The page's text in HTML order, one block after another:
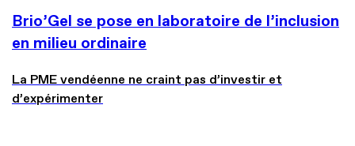
Brio’Gel se pose en laboratoire de l’inclusion
en milieu ordinaire
La PME vendéenne ne craint pas d’investir et
d’expérimenter